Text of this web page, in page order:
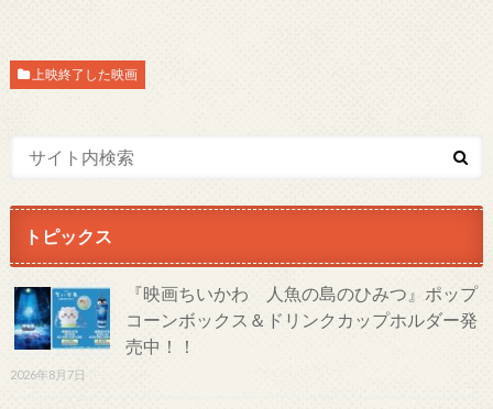
上映終了した映画
トピックス
『映画ちいかわ 人魚の島のひみつ』ポップ
コーンボックス＆ドリンクカップホルダー発
売中！！
2026年8月7日